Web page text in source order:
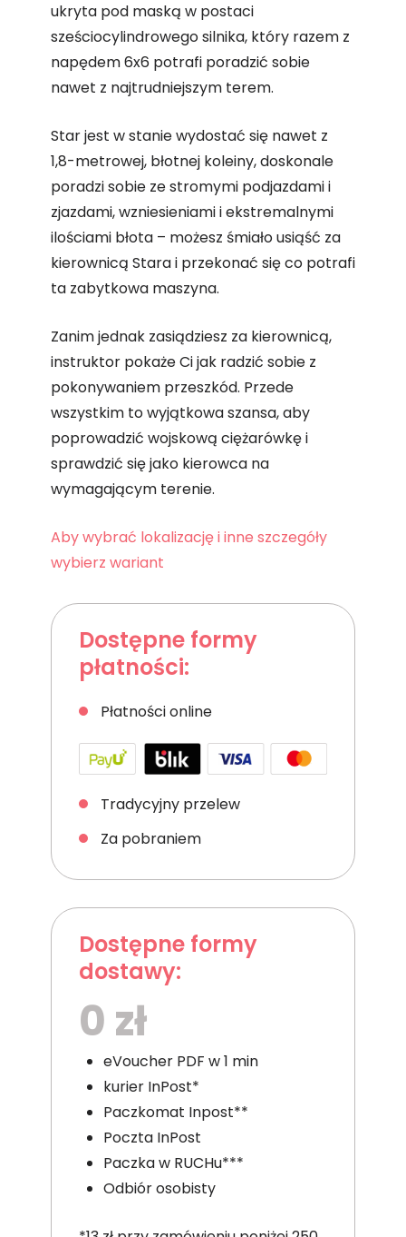
ukryta pod maską w postaci
sześciocylindrowego silnika, który razem z
napędem 6x6 potrafi poradzić sobie
nawet z najtrudniejszym terem.
Star jest w stanie wydostać się nawet z
1,8-metrowej, błotnej koleiny, doskonale
poradzi sobie ze stromymi podjazdami i
zjazdami, wzniesieniami i ekstremalnymi
ilościami błota – możesz śmiało usiąść za
kierownicą Stara i przekonać się co potrafi
ta zabytkowa maszyna.
Zanim jednak zasiądziesz za kierownicą,
instruktor pokaże Ci jak radzić sobie z
pokonywaniem przeszkód. Przede
wszystkim to wyjątkowa szansa, aby
poprowadzić wojskową ciężarówkę i
sprawdzić się jako kierowca na
wymagającym terenie.
Aby wybrać lokalizację i inne szczegóły
wybierz wariant
Dostępne formy
płatności:
Płatności online
Tradycyjny przelew
Za pobraniem
Dostępne formy
dostawy:
0 zł
eVoucher PDF w 1 min
kurier InPost*
Paczkomat Inpost**
Poczta InPost
Paczka w RUCHu***
Odbiór osobisty